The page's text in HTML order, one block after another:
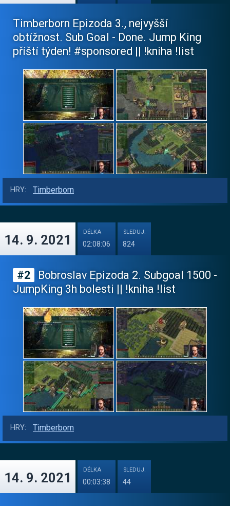
Timberborn Epizoda 3., nejvyšší
obtížnost. Sub Goal - Done. Jump King
příští týden! #sponsored || !kniha !list
HRY: Timberborn
14. 9. 2021
DÉLKA
02:08:06
SLEDUJ.
824
#2
Bobroslav Epizoda 2. Subgoal 1500 -
JumpKing 3h bolesti || !kniha !list
HRY: Timberborn
14. 9. 2021
DÉLKA
00:03:38
SLEDUJ.
44